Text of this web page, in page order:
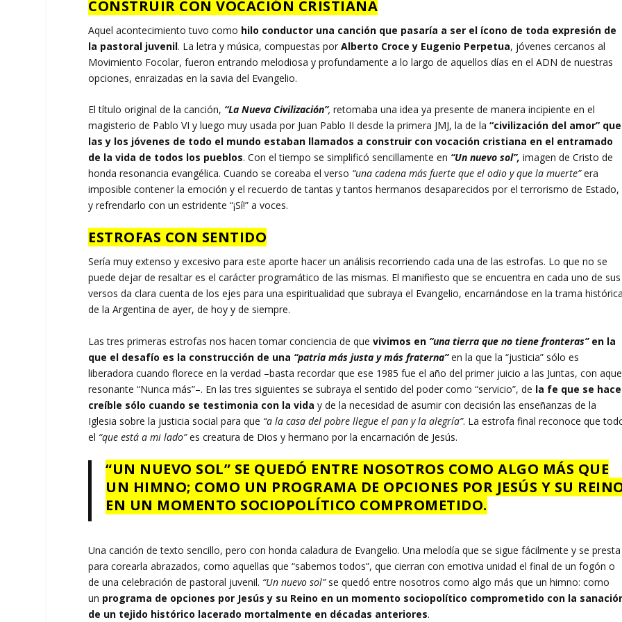
CONSTRUIR CON VOCACIÓN CRISTIANA
Aquel acontecimiento tuvo como hilo conductor una canción que pasaría a ser el ícono de toda expresión de
la pastoral juvenil. La letra y música, compuestas porAlberto Croce y Eugenio Perpetua, jóvenes cercanos al
Movimiento Focolar, fueron entrando melodiosa y profundamente a lo largo de aquellos días en el ADN de nuestras
opciones, enraizadas en la savia del Evangelio.
El título original de la canción, “La Nueva Civilización”, retomaba una idea ya presente de manera incipiente en el
magisterio de Pablo VI y luego muy usada por Juan Pablo II desde la primera JMJ, la de la “civilización del amor” que
las y los jóvenes de todo el mundo estaban llamados a construir con vocación cristiana en el entramado
de la vida de todos los pueblos. Con el tiempo se simplificó sencillamente en “Un nuevo sol”, imagen de Cristo de
honda resonancia evangélica. Cuando se coreaba el verso “una cadena más fuerte que el odio y que la muerte”era
imposible contener la emoción y el recuerdo de tantas y tantos hermanos desaparecidos por el terrorismo de Estado,
y refrendarlo con un estridente “¡Sí!” a voces.
ESTROFAS CON SENTIDO
Sería muy extenso y excesivo para este aporte hacer un análisis recorriendo cada una de las estrofas. Lo que no se
puede dejar de resaltar es el carácter programático de las mismas. El manifiesto que se encuentra en cada uno de sus
versos da clara cuenta de los ejes para una espiritualidad que subraya el Evangelio, encarnándose en la trama
de la Argentina de ayer, de hoy y de siempre.
Las tres primeras estrofas nos hacen tomar conciencia de quevivimos en “una tierra que no tiene fronteras”en la
que el desafío es la construcción de una “patria más justa y más fraterna”en la que la “justicia” sólo es
liberadora cuando florece en la verdad –basta recordar que ese 1985 fue el año del primer juicio a las Juntas, con
resonante “Nunca más”–. En las tres siguientes se subraya el sentido del poder como “servicio”, de la fe que se hace
creíble sólo cuando se testimonia con la viday de la necesidad de asumir con decisión las enseñanzas de la
Iglesia sobre la justicia social para que “a la casa del pobre llegue el pan y la alegría”. La estrofa final reconoce que
el “que está a mi lado”es creatura de Dios y hermano por la encarnación de Jesús.
“UN NUEVO SOL” SE QUEDÓ ENTRE NOSOTROS COMO ALGO MÁS QUE
UN HIMNO; COMO UN PROGRAMA DE OPCIONES POR JESÚS Y SU
EN UN MOMENTO SOCIOPOLÍTICO COMPROMETIDO.
Una canción de texto sencillo, pero con honda caladura de Evangelio. Una melodía que se sigue fácilmente y se presta
para corearla abrazados, como aquellas que “sabemos todos”, que cierran con emotiva unidad el final de un fogón o
de una celebración de pastoral juvenil. “Un nuevo sol” se quedó entre nosotros como algo más que un himno: como
un programa de opciones por Jesús y su Reino en un momento sociopolítico comprometido con la
de un tejido histórico lacerado mortalmente en décadas anteriores.